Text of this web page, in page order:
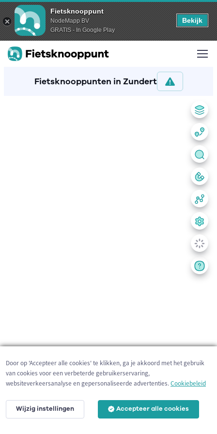
Fietsknooppunt
NodeMapp BV
GRATIS - In Google Play
Bekijk
Fietsknooppunten in Zundert
2 km
Door op 'Accepteer alle cookies' te klikken, ga je akkoord met het gebruik
van cookies voor een verbeterde gebruikerservaring,
websiteverkeersanalyse en gepersonaliseerde advertenties.Cookiebeleid
Wijzig instellingen Accepteer alle cookies